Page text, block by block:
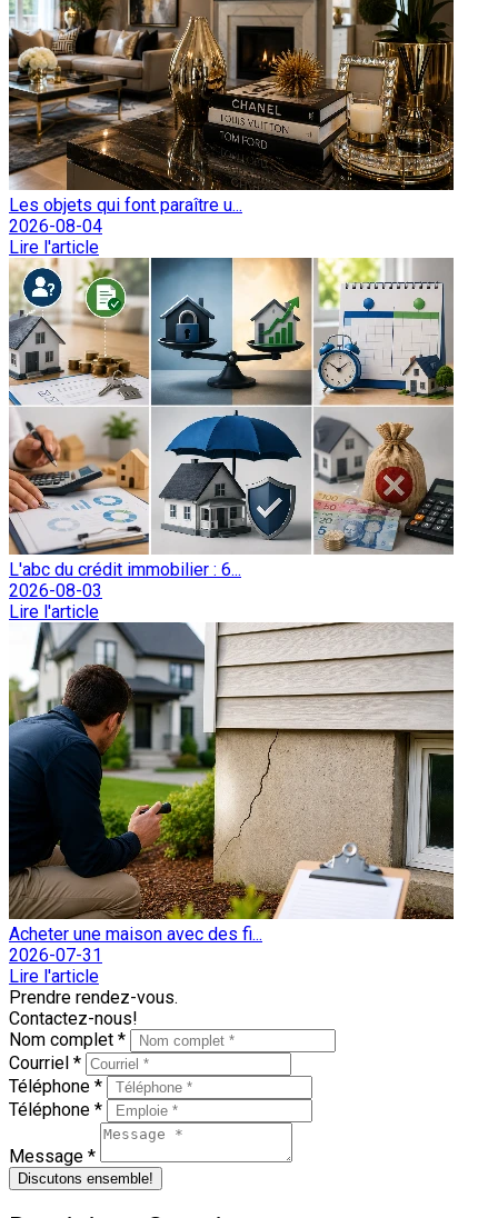
Les objets qui font paraître u...
2026-08-04
Lire l'article
L'abc du crédit immobilier : 6...
2026-08-03
Lire l'article
Acheter une maison avec des fi...
2026-07-31
Lire l'article
Prendre rendez-vous.
Contactez-nous!
Nom complet *
Courriel *
Téléphone *
Téléphone *
Message *
Discutons ensemble!